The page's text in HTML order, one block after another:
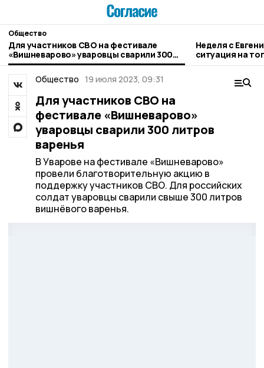
Общество
Для участников СВО на фестивале
«Вишневарово» уваровцы сварили 300
литров варенья
Неделя с
ситуация на
городе и
Общество 19 июля 2023, 09:31
Для участников СВО на
фестивале «Вишневарово»
уваровцы сварили 300 литров
варенья
В Уварове на фестивале «Вишневарово»
провели благотворительную акцию в
поддержку участников СВО. Для российских
солдат уваровцы сварили свыше 300 литров
вишнёвого варенья.